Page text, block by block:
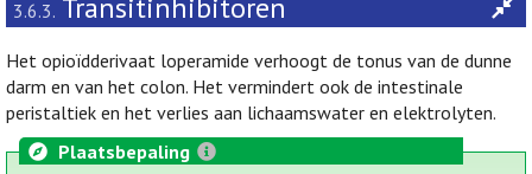
3.6.3. Transitinhibitoren
Het opioïdderivaat loperamide verhoogt de tonus van de dunne
darm en van het colon. Het vermindert ook de intestinale
peristaltiek en het verlies aan lichaamswater en elektrolyten.
Plaatsbepaling